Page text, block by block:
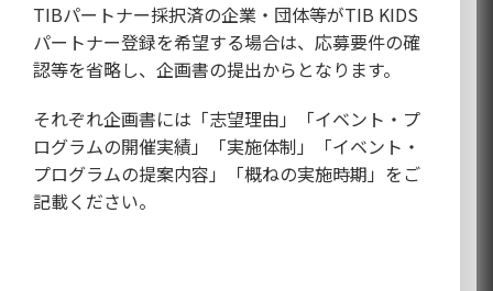
TIBパートナー採択済の企業・団体等がTIB KIDS
パートナー登録を希望する場合は、応募要件の確
認等を省略し、企画書の提出からとなります。
それぞれ企画書には「志望理由」「イベント・プ
ログラムの開催実績」「実施体制」「イベント・
プログラムの提案内容」「概ねの実施時期」をご
記載ください。